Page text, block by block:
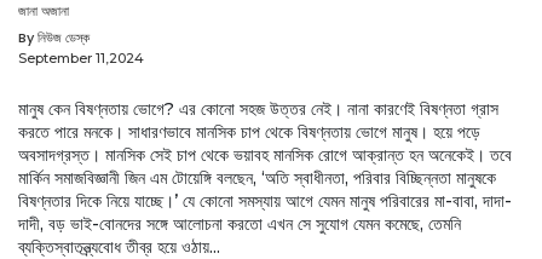
জানা অজানা
By নিউজ ডেস্ক
September 11,2024
মানুষ কেন বিষণ্নতায় ভোগে? এর কোনো সহজ উত্তর নেই। নানা কারণেই বিষণ্নতা গ্রাস
করতে পারে মনকে। সাধারণভাবে মানসিক চাপ থেকে বিষণ্নতায় ভোগে মানুষ। হয়ে পড়ে
অবসাদগ্রস্ত। মানসিক সেই চাপ থেকে ভয়াবহ মানসিক রোগে আক্রান্ত হন অনেকেই। তবে
মার্কিন সমাজবিজ্ঞানী জিন এম টোয়েঙ্গি বলছেন, ‘অতি স্বাধীনতা, পরিবার বিচ্ছিন্নতা মানুষকে
বিষণ্নতার দিকে নিয়ে যাচ্ছে।’ যে কোনো সমস্যায় আগে যেমন মানুষ পরিবারের মা-বাবা, দাদা-
দাদী, বড় ভাই-বোনদের সঙ্গে আলোচনা করতো এখন সে সুযোগ যেমন কমেছে, তেমনি
ব্যক্তিস্বাতন্ত্র্যবোধ তীব্র হয়ে ওঠায়...